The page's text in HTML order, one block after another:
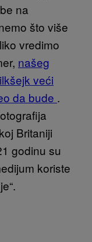
na
što više
vredimo
našeg
veći
da bude .
Britaniji
godinu su
koriste